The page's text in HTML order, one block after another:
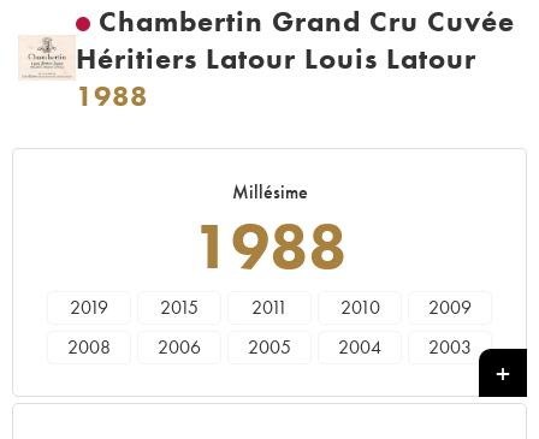
Chambertin Grand Cru Cuvée
Héritiers Latour Louis Latour
1988
Millésime
1988
2019 2015 2011 2010
2009
2008
2006 2005 2004
2003